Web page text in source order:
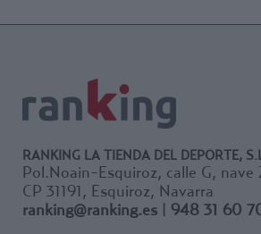
RANKING LA TIENDA DEL DEPORTE,
Pol.Noain-Esquiroz, calle G, nave
CP 31191, Esquiroz, Navarra
ranking@ranking.es
948 31 60